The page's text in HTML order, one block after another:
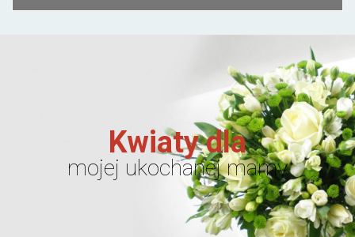
Kwiaty dla
mojej ukochanej mamy